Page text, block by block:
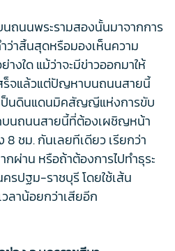
ถนนพระรามสองนั้นมาจากการ
ว่าสิ้นสุดหรือมองเห็นความ
างใด แม้ว่าจะมีข่าวออกมาให้
สร็จแล้วแต่ปัญหาบนถนนสายนี้
ป็นดินแดนมิคสัญญีแห่งการขับ
บนถนนสายนี้ที่ต้องเผชิญหน้า
ชม. กันเลยทีเดียว เรียกว่า
ผ่าน หรือถ้าต้องการไปทำธุระ
รปฐม-ราชบุรี โดยใช้เส้น
ลาน้อยกว่าเสียอีก